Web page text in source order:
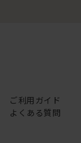
ご利用ガイド
よくある質問